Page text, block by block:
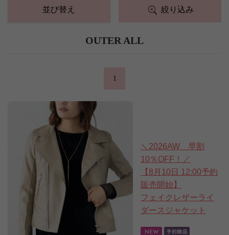
並び替え 絞り込み
OUTER ALL
1
＼2026AW 早割
10％OFF！／
【8月10日 12:00予約
販売開始】
フェイクレザーライ
ダースジャケット